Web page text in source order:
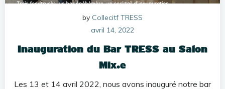
by Collecitf TRESS
avril 14, 2022
Inauguration du Bar TRESS au Salon
Mix.e
Les 13 et 14 avril 2022, nous avons inauguré notre bar